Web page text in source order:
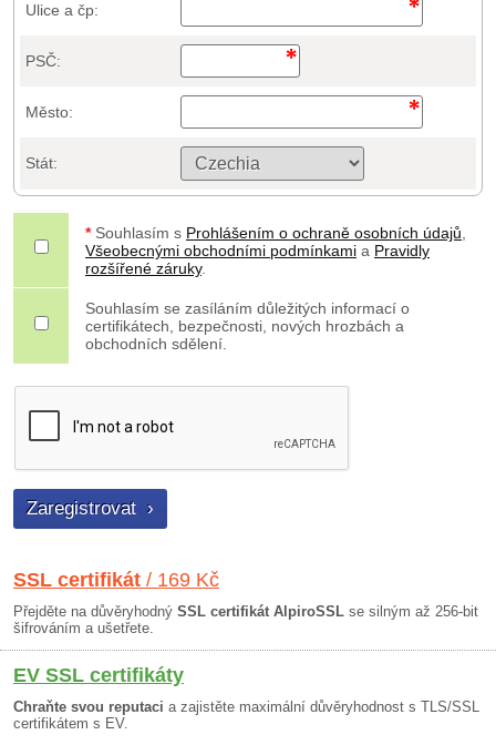
Ulice a čp:
PSČ:
Město:
Stát:
* Souhlasím s Prohlášením o ochraně osobních údajů
Všeobecnými obchodními podmínkami a Pravidly
rozšířené záruky.
Souhlasím se zasíláním důležitých informací o
certifikátech, bezpečnosti, nových hrozbách a
obchodních sdělení.
SSL certifikát / 169 Kč
Přejděte na důvěryhodný SSL certifikát AlpiroSSL se silným až 256-bit
šifrováním a ušetřete.
EV SSL certifikáty
Chraňte svou reputaci a zajistěte maximální důvěryhodnost s TLS/SSL
certifikátem s EV.